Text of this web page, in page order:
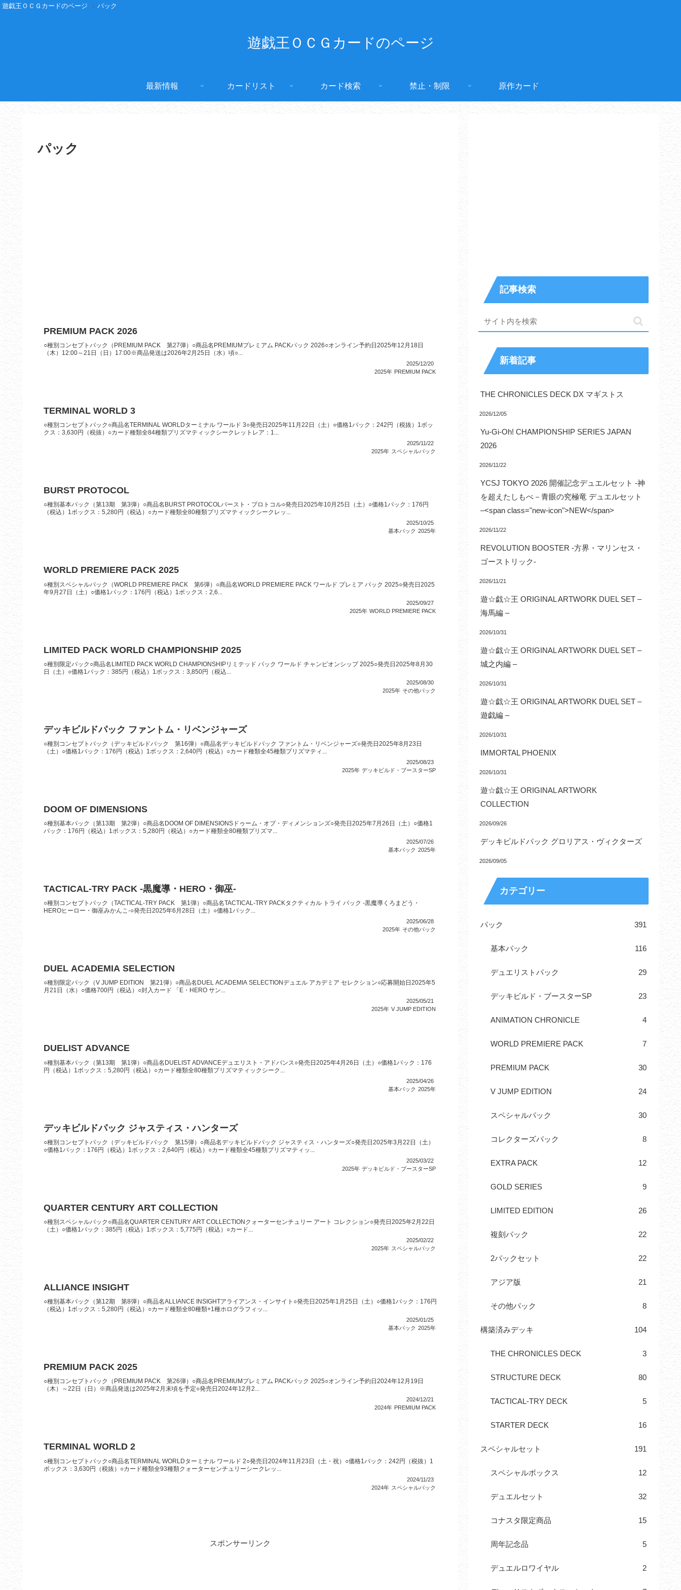
遊戯王ＯＣＧカードのページ パック
遊戯王ＯＣＧカードのページ
最新情報 カードリスト カード検索 禁止・制限 原作カード
パック
PREMIUM PACK 2026
○種別コンセプトパック（PREMIUM PACK 第27弾）○商品名PREMIUMプレミアム PACKパック 2026○オンライン予約日2025年12月18日
（木）12:00～21日（日）17:00※商品発送は2026年2月25日（水）頃○...
2025/12/20
2025年 PREMIUM PACK
TERMINAL WORLD 3
○種別コンセプトパック○商品名TERMINAL WORLDターミナル ワールド 3○発売日2025年11月22日（土）○価格1パック：242円（税抜）1ボッ
クス：3,630円（税抜）○カード種類全84種類プリズマティックシークレットレア：1...
2025/11/22
2025年 スペシャルパック
BURST PROTOCOL
○種別基本パック（第13期 第3弾）○商品名BURST PROTOCOLバースト・プロトコル○発売日2025年10月25日（土）○価格1パック：176円
（税込）1ボックス：5,280円（税込）○カード種類全80種類プリズマティックシークレッ...
2025/10/25
基本パック 2025年
WORLD PREMIERE PACK 2025
○種別スペシャルパック（WORLD PREMIERE PACK 第6弾）○商品名WORLD PREMIERE PACK ワールド プレミア パック 2025○発売日2025
年9月27日（土）○価格1パック：176円（税込）1ボックス：2,6...
2025/09/27
2025年 WORLD PREMIERE PACK
LIMITED PACK WORLD CHAMPIONSHIP 2025
○種別限定パック○商品名LIMITED PACK WORLD CHAMPIONSHIPリミテッド パック ワールド チャンピオンシップ 2025○発売日2025年8月30
日（土）○価格1パック：385円（税込）1ボックス：3,850円（税込...
2025/08/30
2025年 その他パック
デッキビルドパック ファントム・リベンジャーズ
○種別コンセプトパック（デッキビルドパック 第16弾）○商品名デッキビルドパック ファントム・リベンジャーズ○発売日2025年8月23日
（土）○価格1パック：176円（税込）1ボックス：2,640円（税込）○カード種類全45種類プリズマティ...
2025/08/23
2025年 デッキビルド・ブースターSP
DOOM OF DIMENSIONS
○種別基本パック（第13期 第2弾）○商品名DOOM OF DIMENSIONSドゥーム・オブ・ディメンションズ○発売日2025年7月26日（土）○価格1
パック：176円（税込）1ボックス：5,280円（税込）○カード種類全80種類プリズマ...
2025/07/26
基本パック 2025年
TACTICAL-TRY PACK -黒魔導・HERO・御巫-
○種別コンセプトパック（TACTICAL-TRY PACK 第1弾）○商品名TACTICAL-TRY PACKタクティカル トライ パック -黒魔導くろまどう・
HEROヒーロー・御巫みかんこ-○発売日2025年6月28日（土）○価格1パック...
2025/06/28
2025年 その他パック
DUEL ACADEMIA SELECTION
○種別限定パック（V JUMP EDITION 第21弾）○商品名DUEL ACADEMIA SELECTIONデュエル アカデミア セレクション○応募開始日2025年5
月21日（水）○価格700円（税込）○封入カード 「E・HERO サン...
2025/05/21
2025年 V JUMP EDITION
DUELIST ADVANCE
○種別基本パック（第13期 第1弾）○商品名DUELIST ADVANCEデュエリスト・アドバンス○発売日2025年4月26日（土）○価格1パック：176
円（税込）1ボックス：5,280円（税込）○カード種類全80種類プリズマティックシーク...
2025/04/26
基本パック 2025年
デッキビルドパック ジャスティス・ハンターズ
○種別コンセプトパック（デッキビルドパック 第15弾）○商品名デッキビルドパック ジャスティス・ハンターズ○発売日2025年3月22日（土）
○価格1パック：176円（税込）1ボックス：2,640円（税込）○カード種類全45種類プリズマティッ...
2025/03/22
2025年 デッキビルド・ブースターSP
QUARTER CENTURY ART COLLECTION
○種別スペシャルパック○商品名QUARTER CENTURY ART COLLECTIONクォーターセンチュリー アート コレクション○発売日2025年2月22日
（土）○価格1パック：385円（税込）1ボックス：5,775円（税込）○カード...
2025/02/22
2025年 スペシャルパック
ALLIANCE INSIGHT
○種別基本パック（第12期 第8弾）○商品名ALLIANCE INSIGHTアライアンス・インサイト○発売日2025年1月25日（土）○価格1パック：176円
（税込）1ボックス：5,280円（税込）○カード種類全80種類+1種ホログラフィッ...
2025/01/25
基本パック 2025年
PREMIUM PACK 2025
○種別コンセプトパック（PREMIUM PACK 第26弾）○商品名PREMIUMプレミアム PACKパック 2025○オンライン予約日2024年12月19日
（木）～22日（日）※商品発送は2025年2月末頃を予定○発売日2024年12月2...
2024/12/21
2024年 PREMIUM PACK
TERMINAL WORLD 2
○種別コンセプトパック○商品名TERMINAL WORLDターミナル ワールド 2○発売日2024年11月23日（土・祝）○価格1パック：242円（税抜）1
ボックス：3,630円（税抜）○カード種類全93種類クォーターセンチュリーシークレッ...
2024/11/23
2024年 スペシャルパック
スポンサーリンク
記事検索
新着記事
THE CHRONICLES DECK DX マギストス
2026/12/05
Yu-Gi-Oh! CHAMPIONSHIP SERIES JAPAN
2026
2026/11/22
YCSJ TOKYO 2026 開催記念デュエルセット -神
を超えたしもべ－青眼の究極竜 デュエルセット
–<span class="new-icon">NEW</span>
2026/11/22
REVOLUTION BOOSTER -方界・マリンセス・
ゴーストリック-
2026/11/21
遊☆戯☆王 ORIGINAL ARTWORK DUEL SET –
海馬編 –
2026/10/31
遊☆戯☆王 ORIGINAL ARTWORK DUEL SET –
城之内編 –
2026/10/31
遊☆戯☆王 ORIGINAL ARTWORK DUEL SET –
遊戯編 –
2026/10/31
IMMORTAL PHOENIX
2026/10/31
遊☆戯☆王 ORIGINAL ARTWORK
COLLECTION
2026/09/26
デッキビルドパック グロリアス・ヴィクターズ
2026/09/05
カテゴリー
パック 391
基本パック 116
デュエリストパック 29
デッキビルド・ブースターSP 23
ANIMATION CHRONICLE 4
WORLD PREMIERE PACK 7
PREMIUM PACK 30
V JUMP EDITION 24
スペシャルパック 30
コレクターズパック 8
EXTRA PACK 12
GOLD SERIES 9
LIMITED EDITION 26
複刻パック 22
2パックセット 22
アジア版 21
その他パック 8
構築済みデッキ 104
THE CHRONICLES DECK 3
STRUCTURE DECK 80
TACTICAL-TRY DECK 5
STARTER DECK 16
スペシャルセット 191
スペシャルボックス 12
デュエルセット 32
コナスタ限定商品 15
周年記念品 5
デュエルロワイヤル 2